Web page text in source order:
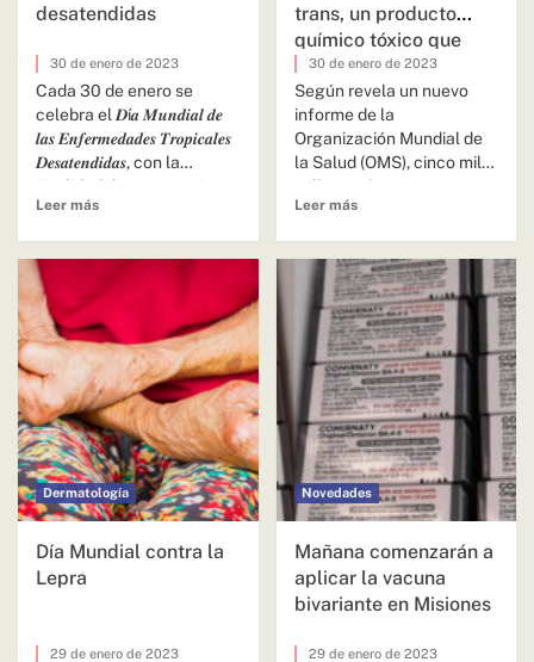
desatendidas
30 de enero de 2023
Cada 30 de enero se
celebra el 𝑫í𝒂 𝑴𝒖𝒏𝒅𝒊𝒂𝒍 𝒅𝒆
𝒍𝒂𝒔 𝑬𝒏𝒇𝒆𝒓𝒎𝒆𝒅𝒂𝒅𝒆𝒔 𝑻𝒓𝒐𝒑𝒊𝒄𝒂𝒍𝒆𝒔
𝑫𝒆𝒔𝒂𝒕𝒆𝒏𝒅𝒊𝒅𝒂𝒔, con la
finalidad de concienciar
a...
Leer más
trans, un producto
químico tóxico que
mata
30 de enero de 2023
Según revela un nuevo
informe de la
Organización Mundial de
la Salud (OMS), cinco mil
millones de personas en
todo...
Leer más
Dermatología
Día Mundial contra la
Lepra
29 de enero de 2023
Novedades
Mañana comenzarán a
aplicar la vacuna
bivariante en Misiones
29 de enero de 2023